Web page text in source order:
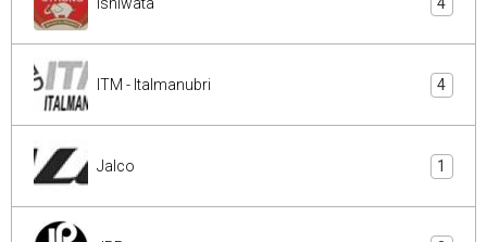
ITM - Italmanubri 4
Jalco 1